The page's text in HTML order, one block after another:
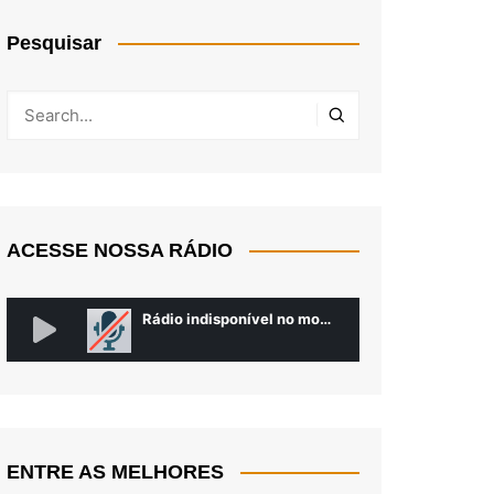
Pesquisar
ACESSE NOSSA RÁDIO
ENTRE AS MELHORES